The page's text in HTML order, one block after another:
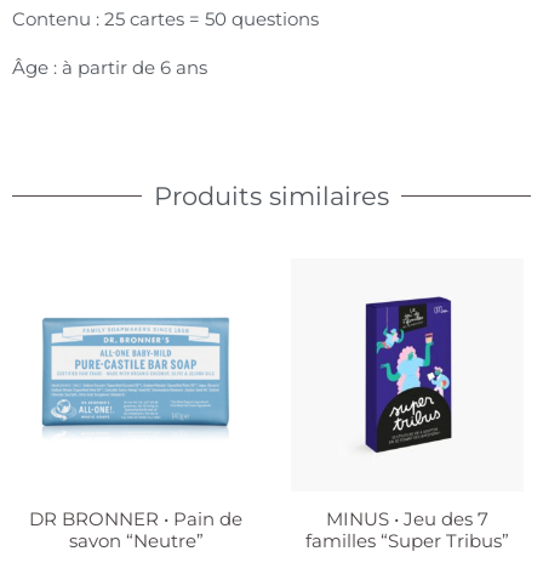
Contenu : 25 cartes = 50 questions
Âge : à partir de 6 ans
Produits similaires
DR BRONNER • Pain de
savon “Neutre”
MINUS • Jeu des 7
familles “Super Tribus”